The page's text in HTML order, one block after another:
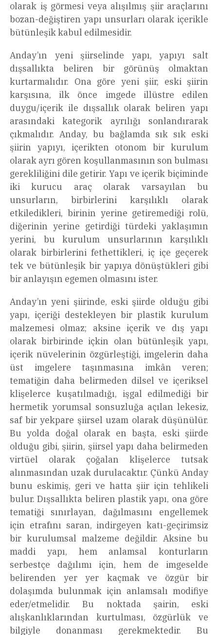
olarak iş görmesi veya alışılmış şiir araçlarını
bozan-değiştiren yapı unsurları olarak içerikle
bütünleşik kabul edilmesidir.
Anday’ın yeni şiirselinde yapı, yapıyı salt
dışsallıkta beliren bir görünüş olmaktan
kurtarmalıdır. Ona göre yeni şiir, eski şiirin
karşısına, ilk önce imgede illüstre edilen
duygu/içerik ile dışsallık olarak beliren yapı
arasındaki kategorik ayrılığı sonlandırarak
çıkmalıdır. Anday, bu bağlamda sık sık eski
şiirin yapıyı, içerikten otonom bir kurulum
olarak ayrı gören koşullanmasının son bulması
gerekliliğini dile getirir. Yapı ve içerik biçiminde
iki kurucu araç olarak varsayılan bu
unsurların, birbirlerini karşılıklı olarak
etkiledikleri, birinin yerine getiremediği rolü,
diğerinin yerine getirdiği türdeki yaklaşımın
yerini, bu kurulum unsurlarının karşılıklı
olarak birbirlerini fethettikleri, iç içe geçerek
tek ve bütünleşik bir yapıya dönüştükleri gibi
bir anlayışın egemen olmasını ister.
Anday’ın yeni şiirinde, eski şiirde olduğu gibi
yapı, içeriği destekleyen bir plastik kurulum
malzemesi olmaz; aksine içerik ve dış yapı
olarak birbirinde içkin olan bütünleşik yapı,
içerik nüvelerinin özgürleştiği, imgelerin daha
üst imgelere taşınmasına imkân veren;
tematiğin daha belirmeden dilsel ve içeriksel
klişelerce kuşatılmadığı, işgal edilmediği bir
hermetik yorumsal sonsuzluğa açılan lekesiz,
saf bir yekpare şiirsel uzam olarak düşünülür.
Bu yolda doğal olarak en başta, eski şiirde
olduğu gibi, şiirin, şiirsel yapı daha belirmeden
virtüel olarak çoğalan klişelerce tutsak
alınmasından uzak durulacaktır. Çünkü Anday
bunu eskimiş, geri ve hatta şiir için tehlikeli
bulur. Dışsallıkta beliren plastik yapı, ona göre
tematiği sınırlayan, dağılmasını engellemek
için etrafını saran, indirgeyen katı-geçirimsiz
bir kurulumsal malzeme değildir. Aksine bu
maddi yapı, hem anlamsal konturların
serbestçe dağılımı için, hem de imgeselde
belirenden yer yer kaçmak ve özgür bir
dolaşımda bulunmak için anlamsalı modifiye
eder/etmelidir. Bu noktada şairin, eski
alışkanlıklarından kurtulması, özgürlük ve
bilgiyle donanması gerekmektedir. Bu